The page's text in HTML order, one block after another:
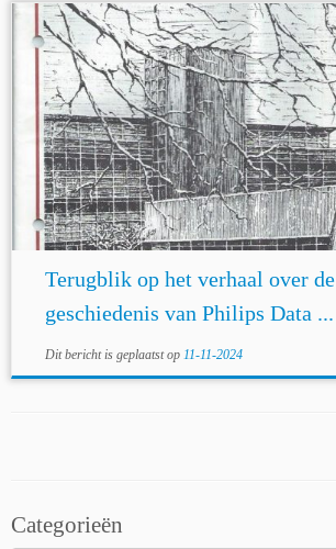
Terugblik op het verhaal over de
geschiedenis van Philips Data ...
Dit bericht is geplaatst op 11-11-2024
Categorieën